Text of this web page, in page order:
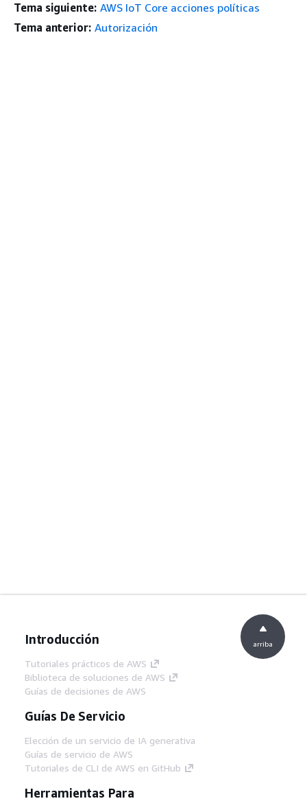
Tema siguiente: AWS IoT Core acciones políticas
Tema anterior: Autorización
Introducción
Tutoriales prácticos de AWS
Biblioteca de soluciones de AWS
Guías de decisiones de AWS
Guías De Servicio
Elección de un servicio de IA generativa
Guías de servicio de AWS
Tutoriales de CLI de AWS en GitHub
Herramientas Para
arriba